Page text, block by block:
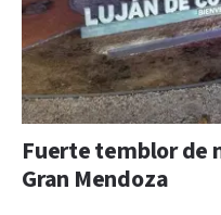
Fuerte temblor de
Gran Mendoza